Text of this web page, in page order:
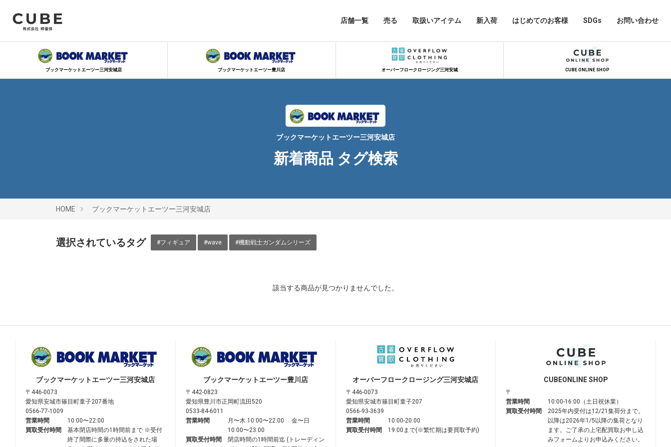
店舗一覧 売る 取扱いアイテム 新入荷 はじめてのお客様 SDGs お問い合わせ
ブックマーケットエーツー三河安城店 ブックマーケットエーツー豊川店 オーバーフロークロージング三河安城 CUBE ONLINE SHOP
ブックマーケットエーツー三河安城店
新着商品 タグ検索
HOME ブックマーケットエーツー三河安城店
選択されているタグ #フィギュア #wave #機動戦士ガンダムシリーズ
該当する商品が見つかりませんでした。
ブックマーケットエーツー三河安城店
〒446-0073
愛知県安城市篠目町童子207番地
0566-77-1009
営業時間
10:00〜22:00
買取受付時間
基本閉店時間の1時間前まで ※受付
終了間際に多量の持込をされた場
ブックマーケットエーツー豊川店
〒442-0823
愛知県豊川市正岡町流田520
0533-84-6011
営業時間
月〜木 10:00〜22:00 金〜日
10:00〜23:00
買取受付時間
閉店時間の1時間前迄 (トレーディン
オーバーフロークロージング三河安城店
〒446-0073
愛知県安城市篠目町童子207
0566-93-3639
営業時間
10:00-20:00
買取受付時間
19:00まで(※繁忙期は要買取予約)
CUBEONLINE SHOP
〒
営業時間
10:00-16:00（土日祝休業）
買取受付時間
2025年内受付は12/21集荷分まで。
以降は2026年1/5以降の集荷となり
ます。ご了承の上宅配買取お申し込
みフォームよりお申込みください。